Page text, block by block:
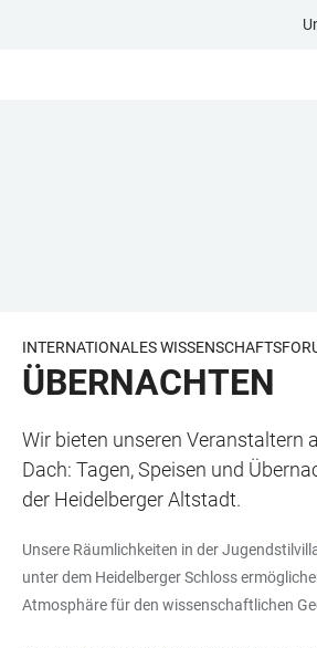
INTERNATIONALES
ÜBERNACHTEN
Wir bieten unseren Veranstaltern
Dach: Tagen, Speisen und
der Heidelberger Altstadt.
Unsere Räumlichkeiten in der
unter dem Heidelberger Schloss
Atmosphäre für den wissenschaftlichen